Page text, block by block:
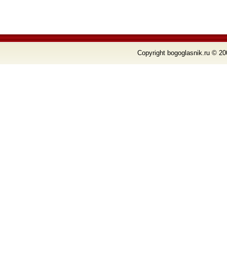
Copyright bogoglasnik.ru ©